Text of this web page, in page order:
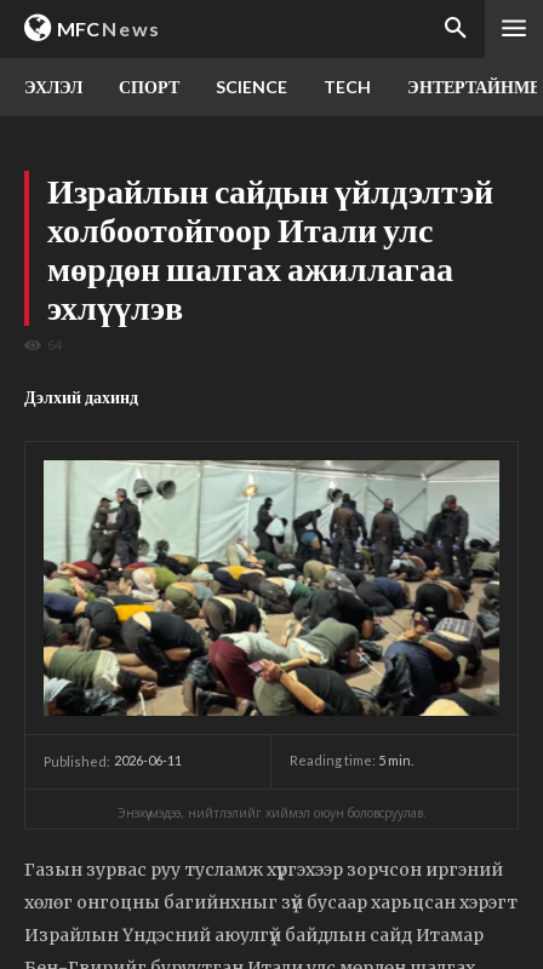
MFCNews
ЭХЛЭЛ СПОРТ SCIENCE TECH
Израйлын сайдын үйлдэлтэй
холбоотойгоор Итали улс
мөрдөн шалгах ажиллагаа
эхлүүлэв
64
Дэлхий дахинд
Published: 2026-06-11 Reading time: 5 min.
Энэхүү мэдээ, нийтлэлийг хиймэл оюун боловсруулав.
Газын зурвас руу тусламж хүргэхээр зорчсон иргэний
хөлөг онгоцны багийнхныг зүй бусаар харьцсан хэрэгт
Израйлын Үндэсний аюулгүй байдлын сайд Итамар